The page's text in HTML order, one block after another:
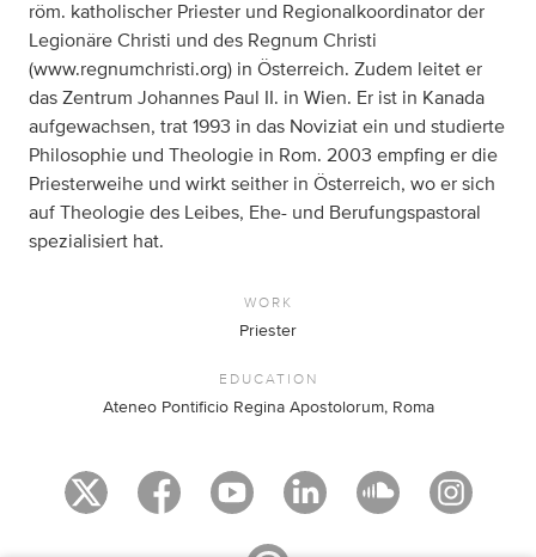
röm. katholischer Priester und Regionalkoordinator der
Legionäre Christi und des Regnum Christi
(www.regnumchristi.org) in Österreich. Zudem leitet er
das Zentrum Johannes Paul II. in Wien. Er ist in Kanada
aufgewachsen, trat 1993 in das Noviziat ein und studierte
Philosophie und Theologie in Rom. 2003 empfing er die
Priesterweihe und wirkt seither in Österreich, wo er sich
auf Theologie des Leibes, Ehe- und Berufungspastoral
spezialisiert hat.
WORK
Priester
EDUCATION
Ateneo Pontificio Regina Apostolorum, Roma